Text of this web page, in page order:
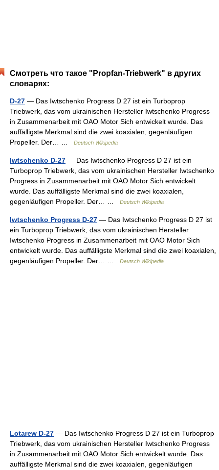
Смотреть что такое "Propfan-Triebwerk" в других
словарях:
D-27 — Das Iwtschenko Progress D 27 ist ein Turboprop
Triebwerk, das vom ukrainischen Hersteller Iwtschenko Progress
in Zusammenarbeit mit OAO Motor Sich entwickelt wurde. Das
auffälligste Merkmal sind die zwei koaxialen, gegenläufigen
Propeller. Der… …
Deutsch Wikipedia
Iwtschenko D-27 — Das Iwtschenko Progress D 27 ist ein
Turboprop Triebwerk, das vom ukrainischen Hersteller Iwtschenko
Progress in Zusammenarbeit mit OAO Motor Sich entwickelt
wurde. Das auffälligste Merkmal sind die zwei koaxialen,
gegenläufigen Propeller. Der… …
Deutsch Wikipedia
Iwtschenko Progress D-27 — Das Iwtschenko Progress D 27 ist
ein Turboprop Triebwerk, das vom ukrainischen Hersteller
Iwtschenko Progress in Zusammenarbeit mit OAO Motor Sich
entwickelt wurde. Das auffälligste Merkmal sind die zwei koaxialen,
gegenläufigen Propeller. Der… …
Deutsch Wikipedia
Lotarew D-27 — Das Iwtschenko Progress D 27 ist ein Turboprop
Triebwerk, das vom ukrainischen Hersteller Iwtschenko Progress
in Zusammenarbeit mit OAO Motor Sich entwickelt wurde. Das
auffälligste Merkmal sind die zwei koaxialen, gegenläufigen